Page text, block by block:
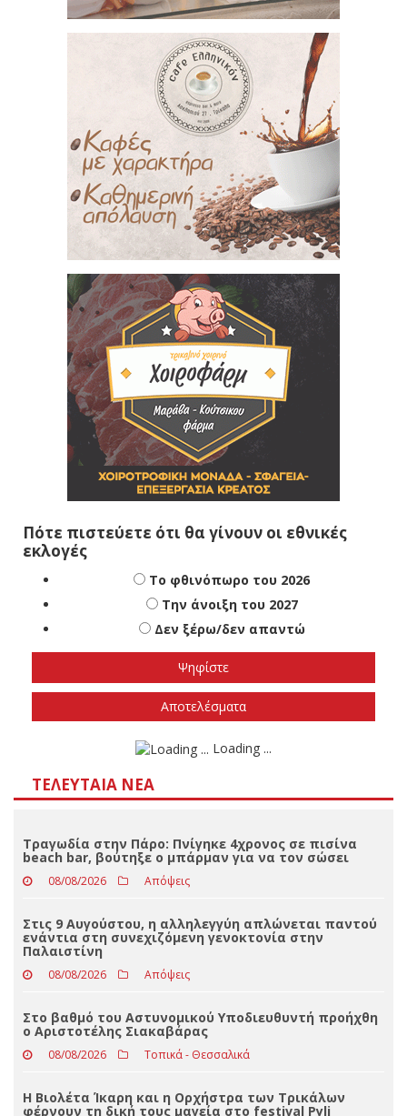
Πότε πιστεύετε ότι θα γίνουν οι εθνικές
εκλογές
Το φθινόπωρο του 2026
Την άνοιξη του 2027
Δεν ξέρω/δεν απαντώ
ΤΕΛΕΥΤΑΊΑ ΝΈΑ
Τραγωδία στην Πάρο: Πνίγηκε 4χρονος σε πισίνα
beach bar, βούτηξε ο μπάρμαν για να τον σώσει
08/08/2026
ενάντια στη συνεχιζόμενη γενοκτονία στην
Παλαιστίνη
08/08/2026 Απόψεις
Στο βαθμό του Αστυνομικού Υποδιευθυντή προήχθη